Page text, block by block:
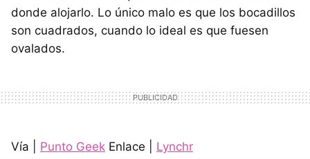
donde alojarlo. Lo único malo es que los bocadillos
son cuadrados, cuando lo ideal es que fuesen
ovalados.
Vía | Punto Geek Enlace | Lynchr